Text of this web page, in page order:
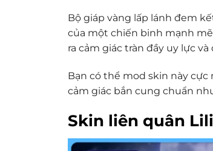
Bộ giáp vàng lấp lánh đem
của một chiến binh mạnh
ra cảm giác tràn đầy uy lực
Bạn có thể mod skin này
cảm giác bắn cung chuẩn
Skin liên quân